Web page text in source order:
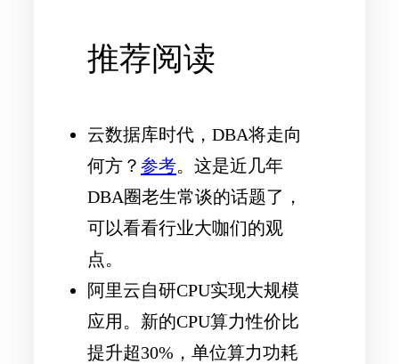
推荐阅读
云数据库时代，DBA将走向
何方？ 参考。这是近几年
DBA圈老生常谈的话题了，
可以看看行业大咖们的观
点。
阿里云自研CPU实现大规模
应用。新的CPU算力性价比
提升超30%，单位算力功耗